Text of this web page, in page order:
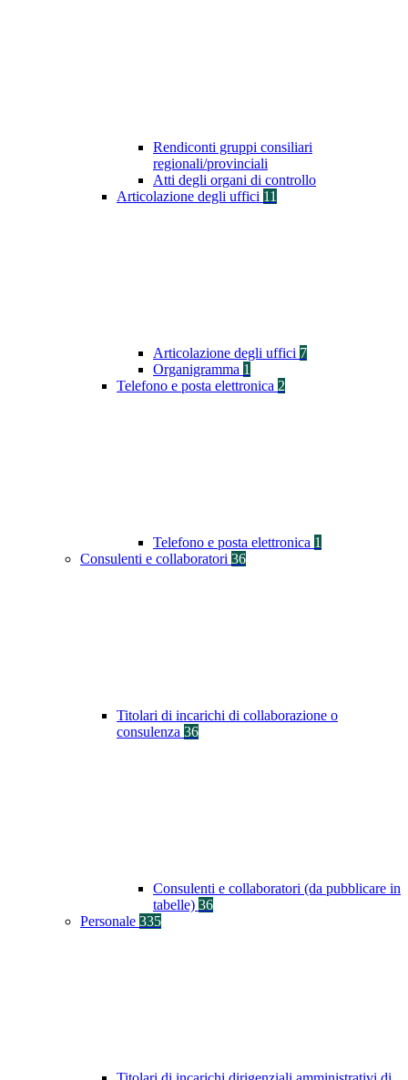
Rendiconti gruppi consiliari
regionali/provinciali
Atti degli organi di controllo
Articolazione degli uffici 11
Articolazione degli uffici 7
Organigramma 1
Telefono e posta elettronica 2
Telefono e posta elettronica 1
Consulenti e collaboratori 36
Titolari di incarichi di collaborazione o
consulenza 36
Consulenti e collaboratori (da pubblicare in
tabelle) 36
Personale 335